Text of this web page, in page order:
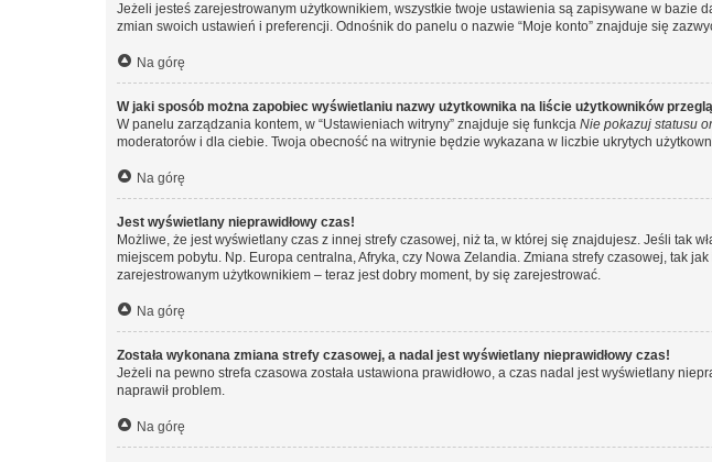
Jeżeli jesteś zarejestrowanym użytkownikiem, wszystkie twoje ustawienia są zapisywane w bazie
zmian swoich ustawień i preferencji. Odnośnik do panelu o nazwie “Moje konto” znajduje się
Na górę
W jaki sposób można zapobiec wyświetlaniu nazwy użytkownika na liście użytkowników
W panelu zarządzania kontem, w “Ustawieniach witryny” znajduje się funkcja Nie pokazuj statusu
moderatorów i dla ciebie. Twoja obecność na witrynie będzie wykazana w liczbie ukrytych
Na górę
Jest wyświetlany nieprawidłowy czas!
Możliwe, że jest wyświetlany czas z innej strefy czasowej, niż ta, w której się znajdujesz. Jeśli tak
miejscem pobytu. Np. Europa centralna, Afryka, czy Nowa Zelandia. Zmiana strefy czasowej, tak
zarejestrowanym użytkownikiem – teraz jest dobry moment, by się zarejestrować.
Na górę
Została wykonana zmiana strefy czasowej, a nadal jest wyświetlany nieprawidłowy czas!
Jeżeli na pewno strefa czasowa została ustawiona prawidłowo, a czas nadal jest wyświetlany
naprawił problem.
Na górę